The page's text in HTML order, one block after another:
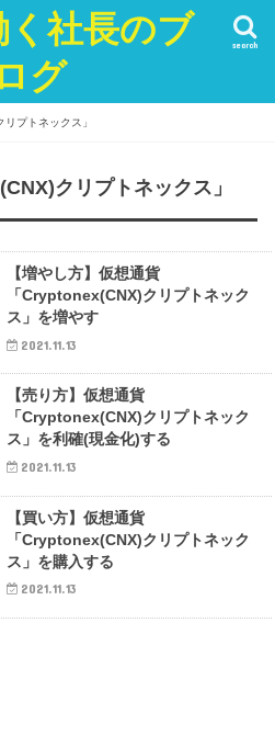
く社長のブ
ログ
search
プトネックス」
クリプトネックス」
【増やし方】仮想通貨
「Cryptonex(CNX)クリプトネック
ス」を増やす
2021.11.13
【売り方】仮想通貨
「Cryptonex(CNX)クリプトネック
ス」を利確(現金化)する
2021.11.13
【買い方】仮想通貨
「Cryptonex(CNX)クリプトネック
ス」を購入する
2021.11.13